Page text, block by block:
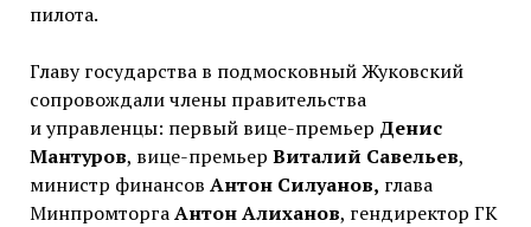
пилота.
Главу государства в подмосковный Жуковский
сопровождали члены правительства
и управленцы: первый вице-премьер Денис
Мантуров, вице-премьер Виталий Савельев,
министр финансов Антон Силуанов, глава
МинпромторгаАнтон Алиханов, гендиректор ГК